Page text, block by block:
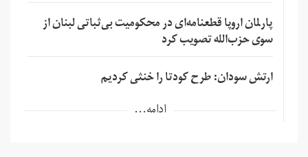
پارلمان اروپا قطعنامه‌ای در محکومیت بی‌ثباتی لبنان از
سوی حزب‌الله تصویب کرد
ارتش سودان: طرح کودتا را خنثی کردیم
ادامه...